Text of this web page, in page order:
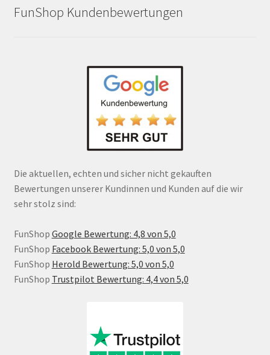
FunShop Kundenbewertungen
Die aktuellen, echten und sicher nicht gekauften
Bewertungen unserer Kundinnen und Kunden auf die wir
sehr stolz sind:
FunShop Google Bewertung: 4,8 von 5,0
FunShop Facebook Bewertung: 5,0 von 5,0
FunShop Herold Bewertung: 5,0 von 5,0
FunShop Trustpilot Bewertung: 4,4 von 5,0